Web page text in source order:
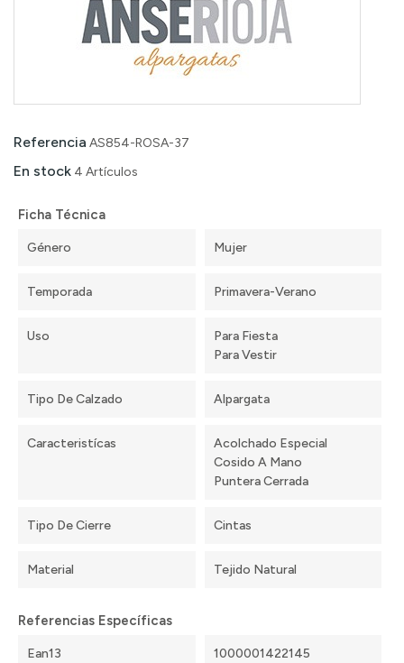
Referencia AS854-ROSA-37
En stock 4 Artículos
Ficha Técnica
Género Mujer
Temporada Primavera-Verano
Uso
Para Fiesta
Para Vestir
Tipo De Calzado Alpargata
Caracteristícas
Acolchado Especial
Cosido A Mano
Puntera Cerrada
Tipo De Cierre Cintas
Material Tejido Natural
Referencias Específicas
Ean13 1000001422145